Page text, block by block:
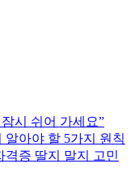
시 쉬어 가세요”
아야 할 5가지 원칙
격증 딸지 말지 고민